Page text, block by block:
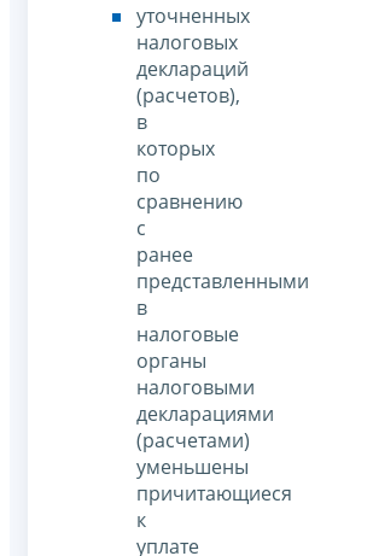
уточненных
налоговых
деклараций
(расчетов),
в
которых
по
сравнению
с
ранее
представленными
в
налоговые
органы
налоговыми
декларациями
(расчетами)
уменьшены
причитающиеся
к
уплате